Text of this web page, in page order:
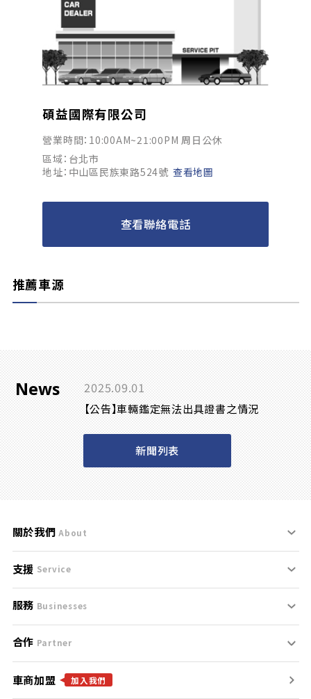
碩益國際有限公司
營業時間：10:00AM~21:00PM 周日公休
區域：台北市
地址：中山區民族東路524號 查看地圖
查看聯絡電話
推薦車源
News 2025.09.01
【公告】車輛鑑定無法出具證書之情況
新聞列表
關於我們 About
刊登規範
服務條款
免責聲明
隱私權政策
支援 Service
支援中心
聯絡我們
服務 Businesses
什麼是Goo鑑定？
找好車
合作 Partner
合作夥伴
車商加盟 加入我們